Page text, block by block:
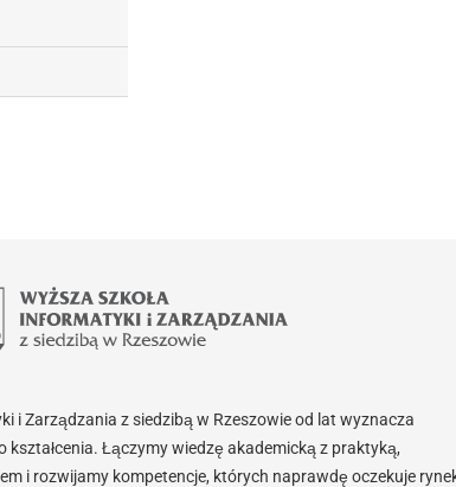
i Zarządzania z siedzibą w Rzeszowie od lat wyznacza
Łączymy wiedzę akademicką z praktyką,
i rozwijamy kompetencje, których naprawdę oczekuje